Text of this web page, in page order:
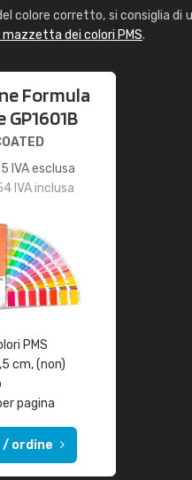
colore corretto, si consiglia di
dei colori PMS.
Formula
GP1601B
IVA esclusa
IVA inclusa
PMS
cm, (non)
pagina
/ ordine